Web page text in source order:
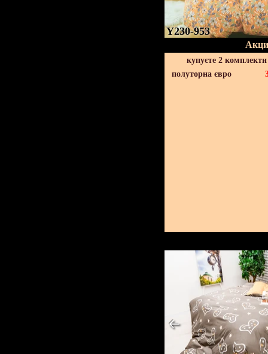
Y230-953
купуєте 2
полуторна євро